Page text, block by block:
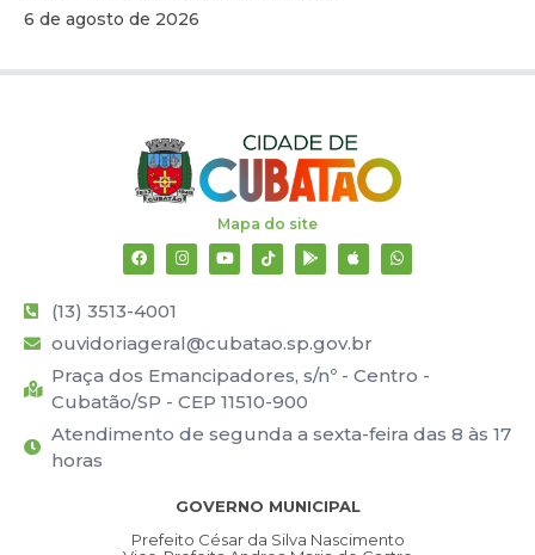
6 de agosto de 2026
Mapa do site
(13) 3513-4001
ouvidoriageral@cubatao.sp.gov.br
Praça dos Emancipadores, s/nº - Centro -
Cubatão/SP - CEP 11510-900
Atendimento de segunda a sexta-feira das 8 às 17
horas
GOVERNO MUNICIPAL
Prefeito César da Silva Nascimento